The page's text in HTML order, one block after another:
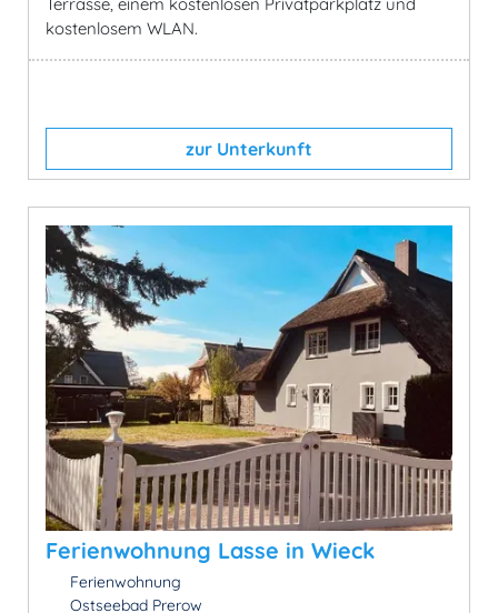
kostenlosem WLAN.
zur Unterkunft
Ferienwohnung Lasse in Wieck
Ferienwohnung
Ostseebad Prerow